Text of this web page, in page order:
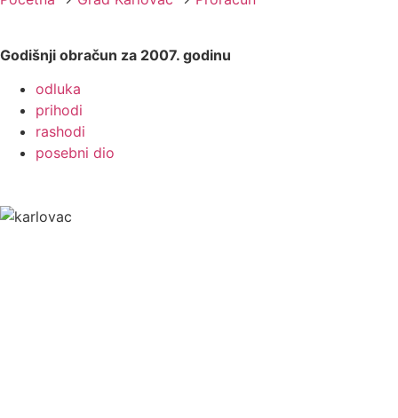
Godišnji obračun za 2007. godinu
odluka
prihodi
rashodi
posebni dio